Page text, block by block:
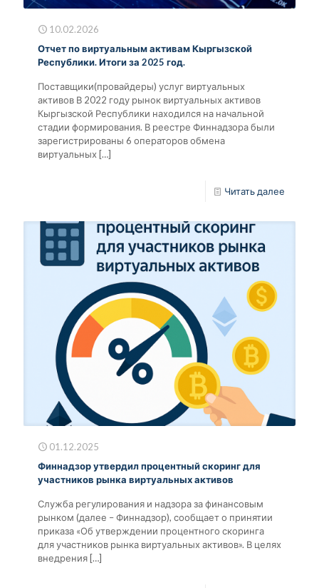
10.02.2026
Отчет по виртуальным активам Кыргызской
Республики. Итоги за 2025 год.
Поставщики(провайдеры) услуг виртуальных
активов В 2022 году рынок виртуальных активов
Кыргызской Республики находился на начальной
стадии формирования. В реестре Финнадзора были
зарегистрированы 6 операторов обмена
виртуальных […]
Читать далее
01.12.2025
Финнадзор утвердил процентный скоринг для
участников рынка виртуальных активов
Служба регулирования и надзора за финансовым
рынком (далее – Финнадзор), сообщает о принятии
приказа «Об утверждении процентного скоринга
для участников рынка виртуальных активов». В целях
внедрения […]